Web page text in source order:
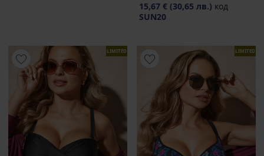
15,67 € (30,65 лв.) код
SUN20
LIMITED LIMITED